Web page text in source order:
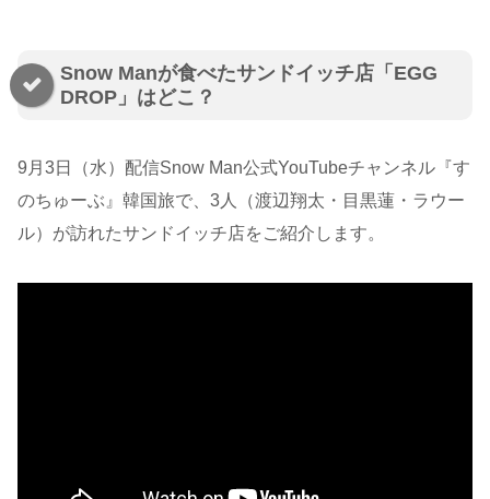
Snow Manが食べたサンドイッチ店「EGG
DROP」はどこ？
9月3日（水）配信Snow Man公式YouTubeチャンネル『す
のちゅーぶ』韓国旅で、3人（渡辺翔太・目黒蓮・ラウー
ル）が訪れたサンドイッチ店をご紹介します。